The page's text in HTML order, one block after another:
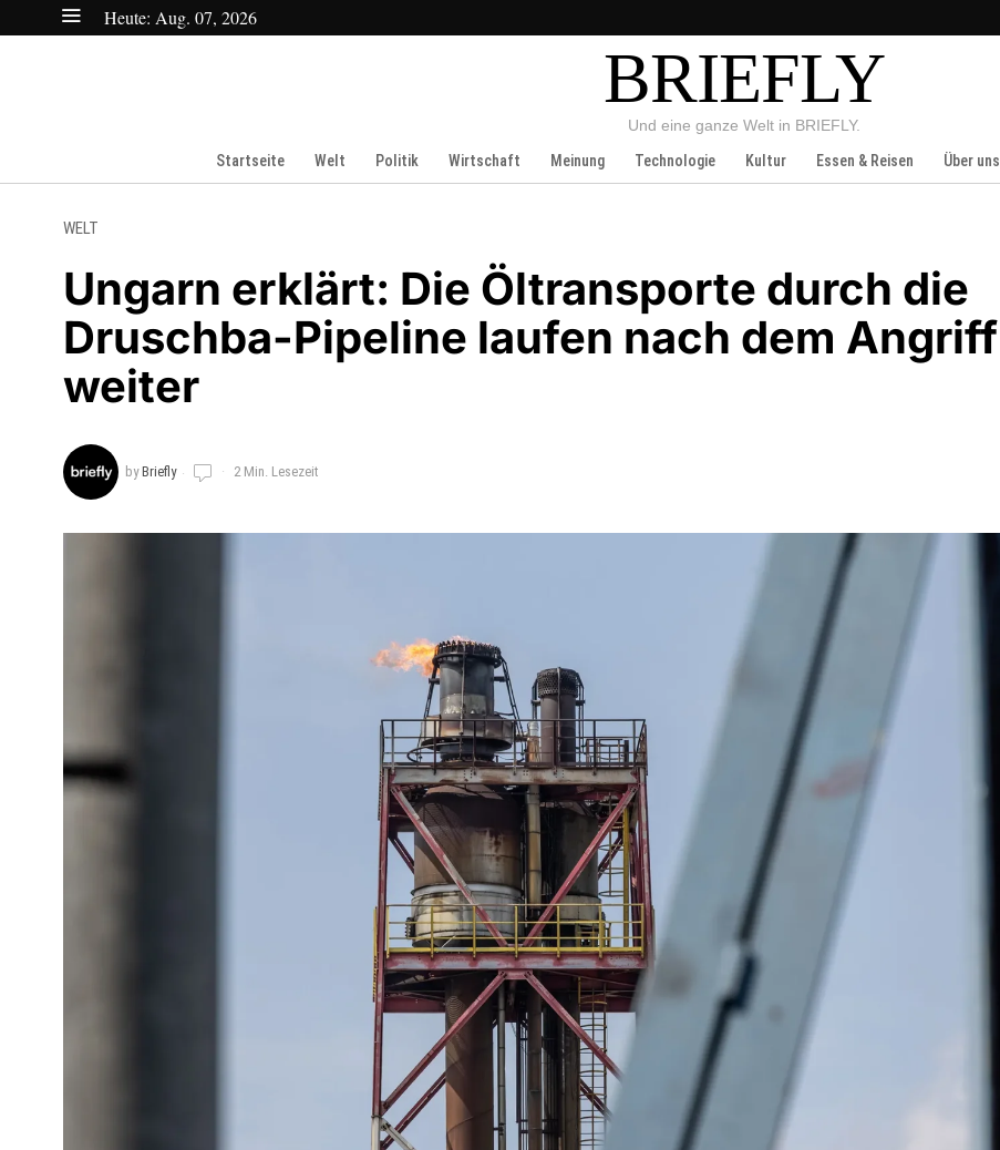
Heute: Aug. 07, 2026
BRIEFLY
Und eine ganze Welt in BRIEFLY.
Startseite
Welt Politik Wirtschaft Meinung Technologie Kultur Essen & Reisen Über uns
WELT
Ungarn erklärt: Die Öltransporte durch die
Druschba-Pipeline laufen nach dem Angriff
weiter
byBriefly 2 Min. Lesezeit